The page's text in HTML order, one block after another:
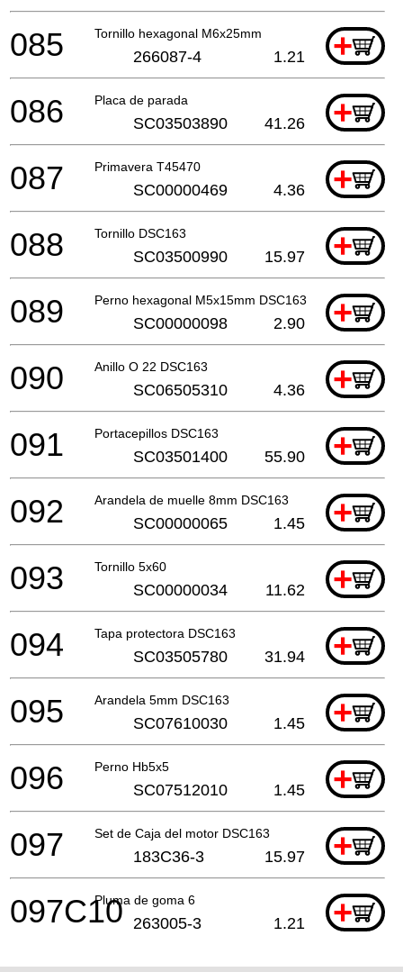
Tornillo hexagonal M6x25mm +
085 266087-4 1.21
Placa de parada +
086 SC03503890 41.26
Primavera T45470 +
087 SC00000469 4.36
Tornillo DSC163 +
088 SC03500990 15.97
Perno hexagonal M5x15mm DSC163 +
089 SC00000098 2.90
Anillo O 22 DSC163 +
090 SC06505310 4.36
Portacepillos DSC163 +
091 SC03501400 55.90
Arandela de muelle 8mm DSC163 +
092 SC00000065 1.45
Tornillo 5x60 +
093 SC00000034 11.62
Tapa protectora DSC163 +
094 SC03505780 31.94
Arandela 5mm DSC163 +
095 SC07610030 1.45
Perno Hb5x5 +
096 SC07512010 1.45
Set de Caja del motor DSC163 +
097 183C36-3 15.97
Pluma de goma 6 +
097C10 263005-3 1.21